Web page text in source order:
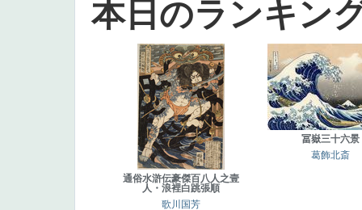
本日のランキン
通俗水滸伝豪傑百八人之壹
人・浪裡白跳張順
歌川国芳
冨嶽三十六景
葛飾北斎